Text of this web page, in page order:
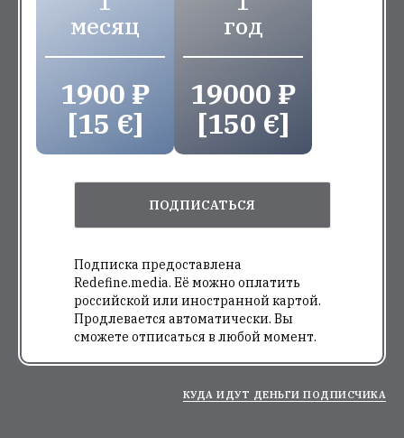
месяц
1900 ₽
[15 €]
год
19000 ₽
[150 €]
ПОДПИСАТЬСЯ
Подписка предоставлена
Redefine.media. Её можно оплатить
российской или иностранной картой.
Продлевается автоматически. Вы
сможете отписаться в любой момент.
КУДА ИДУТ ДЕНЬГИ ПОДПИСЧИКА